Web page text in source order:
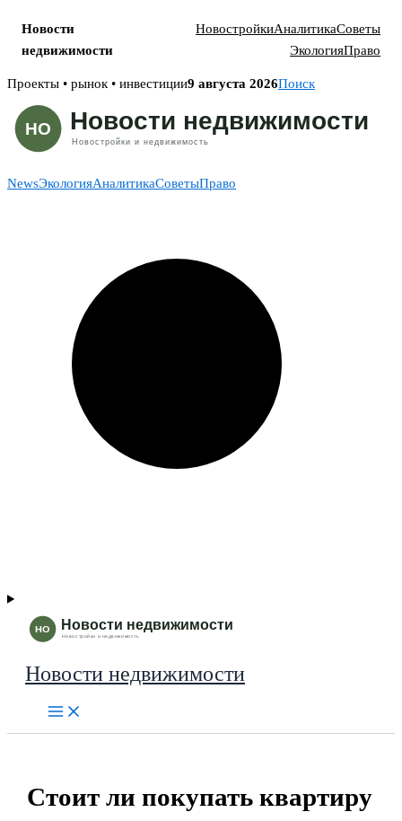
Новости
недвижимости
НовостройкиАналитикаСоветы
ЭкологияПраво
Skip
content
Проекты • рынок • инвестиции9 августа 2026Поиск
NewsЭкологияАналитикаСоветыПраво
Новости недвижимости
Стоит ли покупать квартиру